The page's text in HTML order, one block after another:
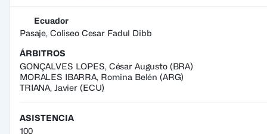
Ecuador
Pasaje, Coliseo Cesar Fadul Dibb
ÁRBITROS
GONÇALVES LOPES, César Augusto(BRA)
MORALES IBARRA, Romina Belén (ARG)
TRIANA, Javier (ECU)
ASISTENCIA
100